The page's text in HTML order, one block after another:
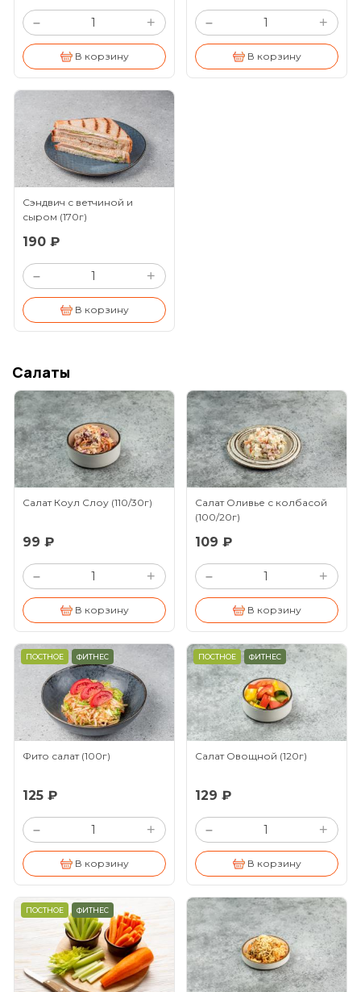
– +
В корзину
– +
В корзину
Сэндвич с ветчиной и
сыром (170г)
190 ₽
– +
В корзину
Салаты
Салат Коул Слоу (110/30г)
99 ₽
– +
В корзину
Салат Оливье с колбасой
(100/20г)
109 ₽
– +
В корзину
ПОСТНОЕ ФИТНЕС
Фито салат (100г)
125 ₽
– +
В корзину
ПОСТНОЕ ФИТНЕС
Салат Овощной (120г)
129 ₽
– +
В корзину
ПОСТНОЕ ФИТНЕС